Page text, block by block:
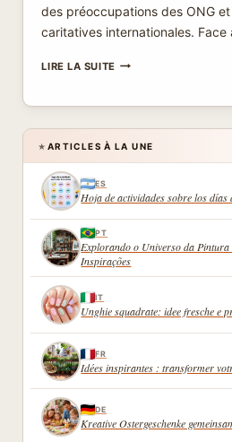
des préoccupations des ONG
caritatives internationales.
LIRE LA SUITEALLOUER
POUR
UN
ENGAGEMENT
ONG
ET
ASSOCIATIONS
INTERNATIONALES
★ ARTICLES À LA UNE
ES
Hoja de actividades sobre los días
PT
Explorando o Universo da Pintura
Inspirações
IT
Unghie squadrate: idee fresche e
FR
Idées inspirantes : transformer
DE
Kreative Ostergeschenke